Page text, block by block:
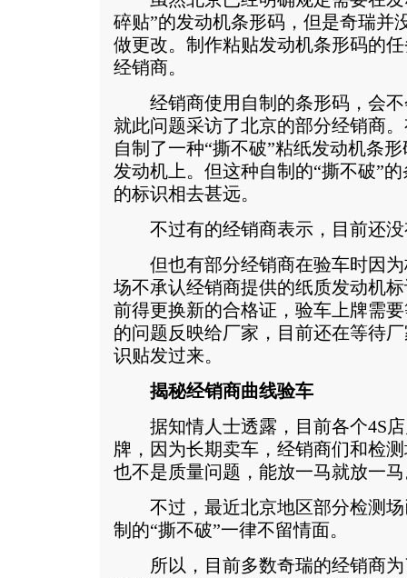
碎贴”的发动机条形码，但是奇瑞并
做更改。制作粘贴发动机条形码的
经销商。
经销商使用自制的条形码，会不
就此问题采访了北京的部分经销商
自制了一种“撕不破”粘纸发动机条
发动机上。但这种自制的“撕不破”
的标识相去甚远。
不过有的经销商表示，目前还没
但也有部分经销商在验车时因为
场不承认经销商提供的纸质发动机
前得更换新的合格证，验车上牌需
的问题反映给厂家，目前还在等待
识贴发过来。
揭秘经销商曲线验车
据知情人士透露，目前各个4S店
牌，因为长期卖车，经销商们和检
也不是质量问题，能放一马就放一
不过，最近北京地区部分检测场
制的“撕不破”一律不留情面。
所以，目前多数奇瑞的经销商为